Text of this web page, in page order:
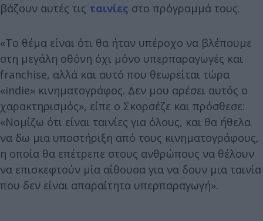
βάζουν αυτές τις ταινίες στο πρόγραμμά τους.
«Το θέμα είναι ότι θα ήταν υπέροχο να βλέπουμε
στη μεγάλη οθόνη όχι μόνο υπερπαραγωγές και
franchise, αλλά και αυτό που θεωρείται τώρα
«indie» κινηματογράφος. Δεν μου αρέσει αυτός ο
χαρακτηρισμός», είπε ο Σκορσέζε και πρόσθεσε:
«Νομίζω ότι είναι ταινίες για όλους, και θα ήθελα
να δω μια υποστήριξη από τους κινηματογράφους,
η οποία θα επέτρεπε στους ανθρώπους να θέλουν
να επισκεφτούν μία αίθουσα για να δουν μια ταινία
που δεν είναι απαραίτητα υπερπαραγωγή».